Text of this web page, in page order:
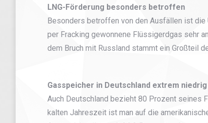
LNG-Förderung besonders betroffen
Besonders betroffen von den Ausfällen ist die
per Fracking gewonnene Flüssigerdgas sehr
dem Bruch mit Russland stammt ein Großteil
Gasspeicher in Deutschland extrem niedrig
Auch Deutschland bezieht 80 Prozent seines
kalten Jahreszeit ist man auf die